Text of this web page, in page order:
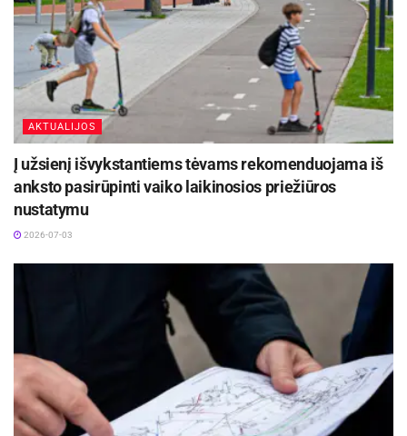
AKTUALIJOS
Į užsienį išvykstantiems tėvams rekomenduojama iš
anksto pasirūpinti vaiko laikinosios priežiūros
nustatymu
2026-07-03